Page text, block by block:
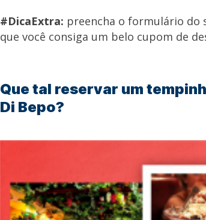
#DicaExtra: preencha o formulário do
que você consiga um belo cupom de
Que tal reservar um
Di Bepo?